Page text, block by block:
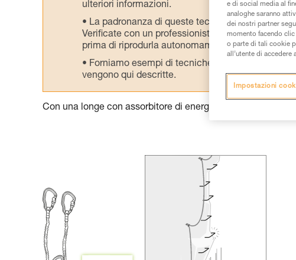
ulteriori informazioni.
La padronanza di queste tecniche richiede una
Verificate con un professionista la vostra
prima di riprodurla autonomamente.
Forniamo esempi di tecniche relative alla vostra
vengono qui descritte.
Con una longe con assorbitore di energia:
e di social media al
analoghe saranno
dei nostri partner
momento facendo
o parte di tali cookie
all’utente di accedere
Impostazioni